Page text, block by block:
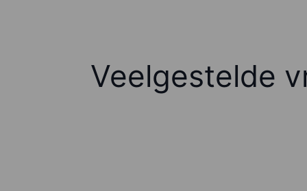
Veelgestelde